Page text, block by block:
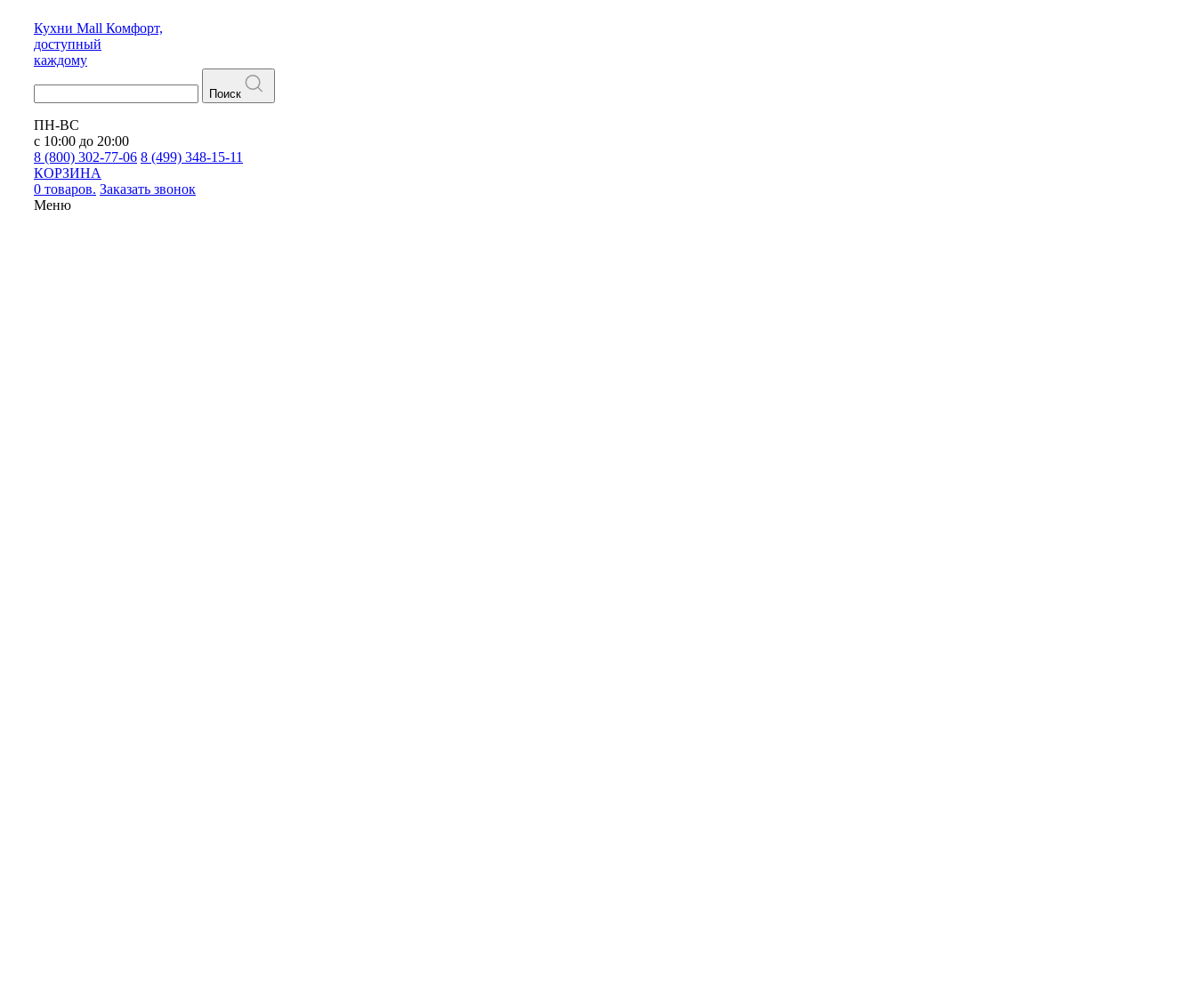
Кухни Mall Комфорт,
доступный
каждому
Поиск
ПН-ВС
с 10:00 до 20:00
8 (800) 302-77-06 8 (499) 348-15-11
КОРЗИНА
0 товаров. Заказать звонок
Меню